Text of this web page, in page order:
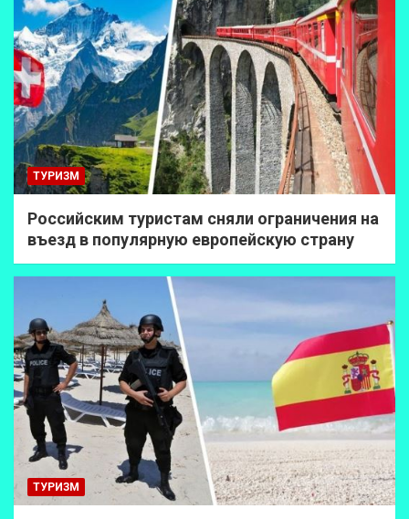
ТУРИЗМ
Российским туристам сняли ограничения на
въезд в популярную европейскую страну
ТУРИЗМ